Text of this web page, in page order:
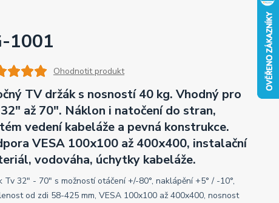
1001
Ohodnotit produkt
TV držák s nosností 40 kg. Vhodný pro
až 70". Náklon i natočení do stran,
vedení kabeláže a pevná konstrukce.
VESA 100x100 až 400x400, instalační
vodováha, úchytky kabeláže.
Tv 32" - 70" s možností otáčení +/-80°, naklápění +5° / -10°,
od zdi 58-425 mm, VESA 100x100 až 400x400, nosnost